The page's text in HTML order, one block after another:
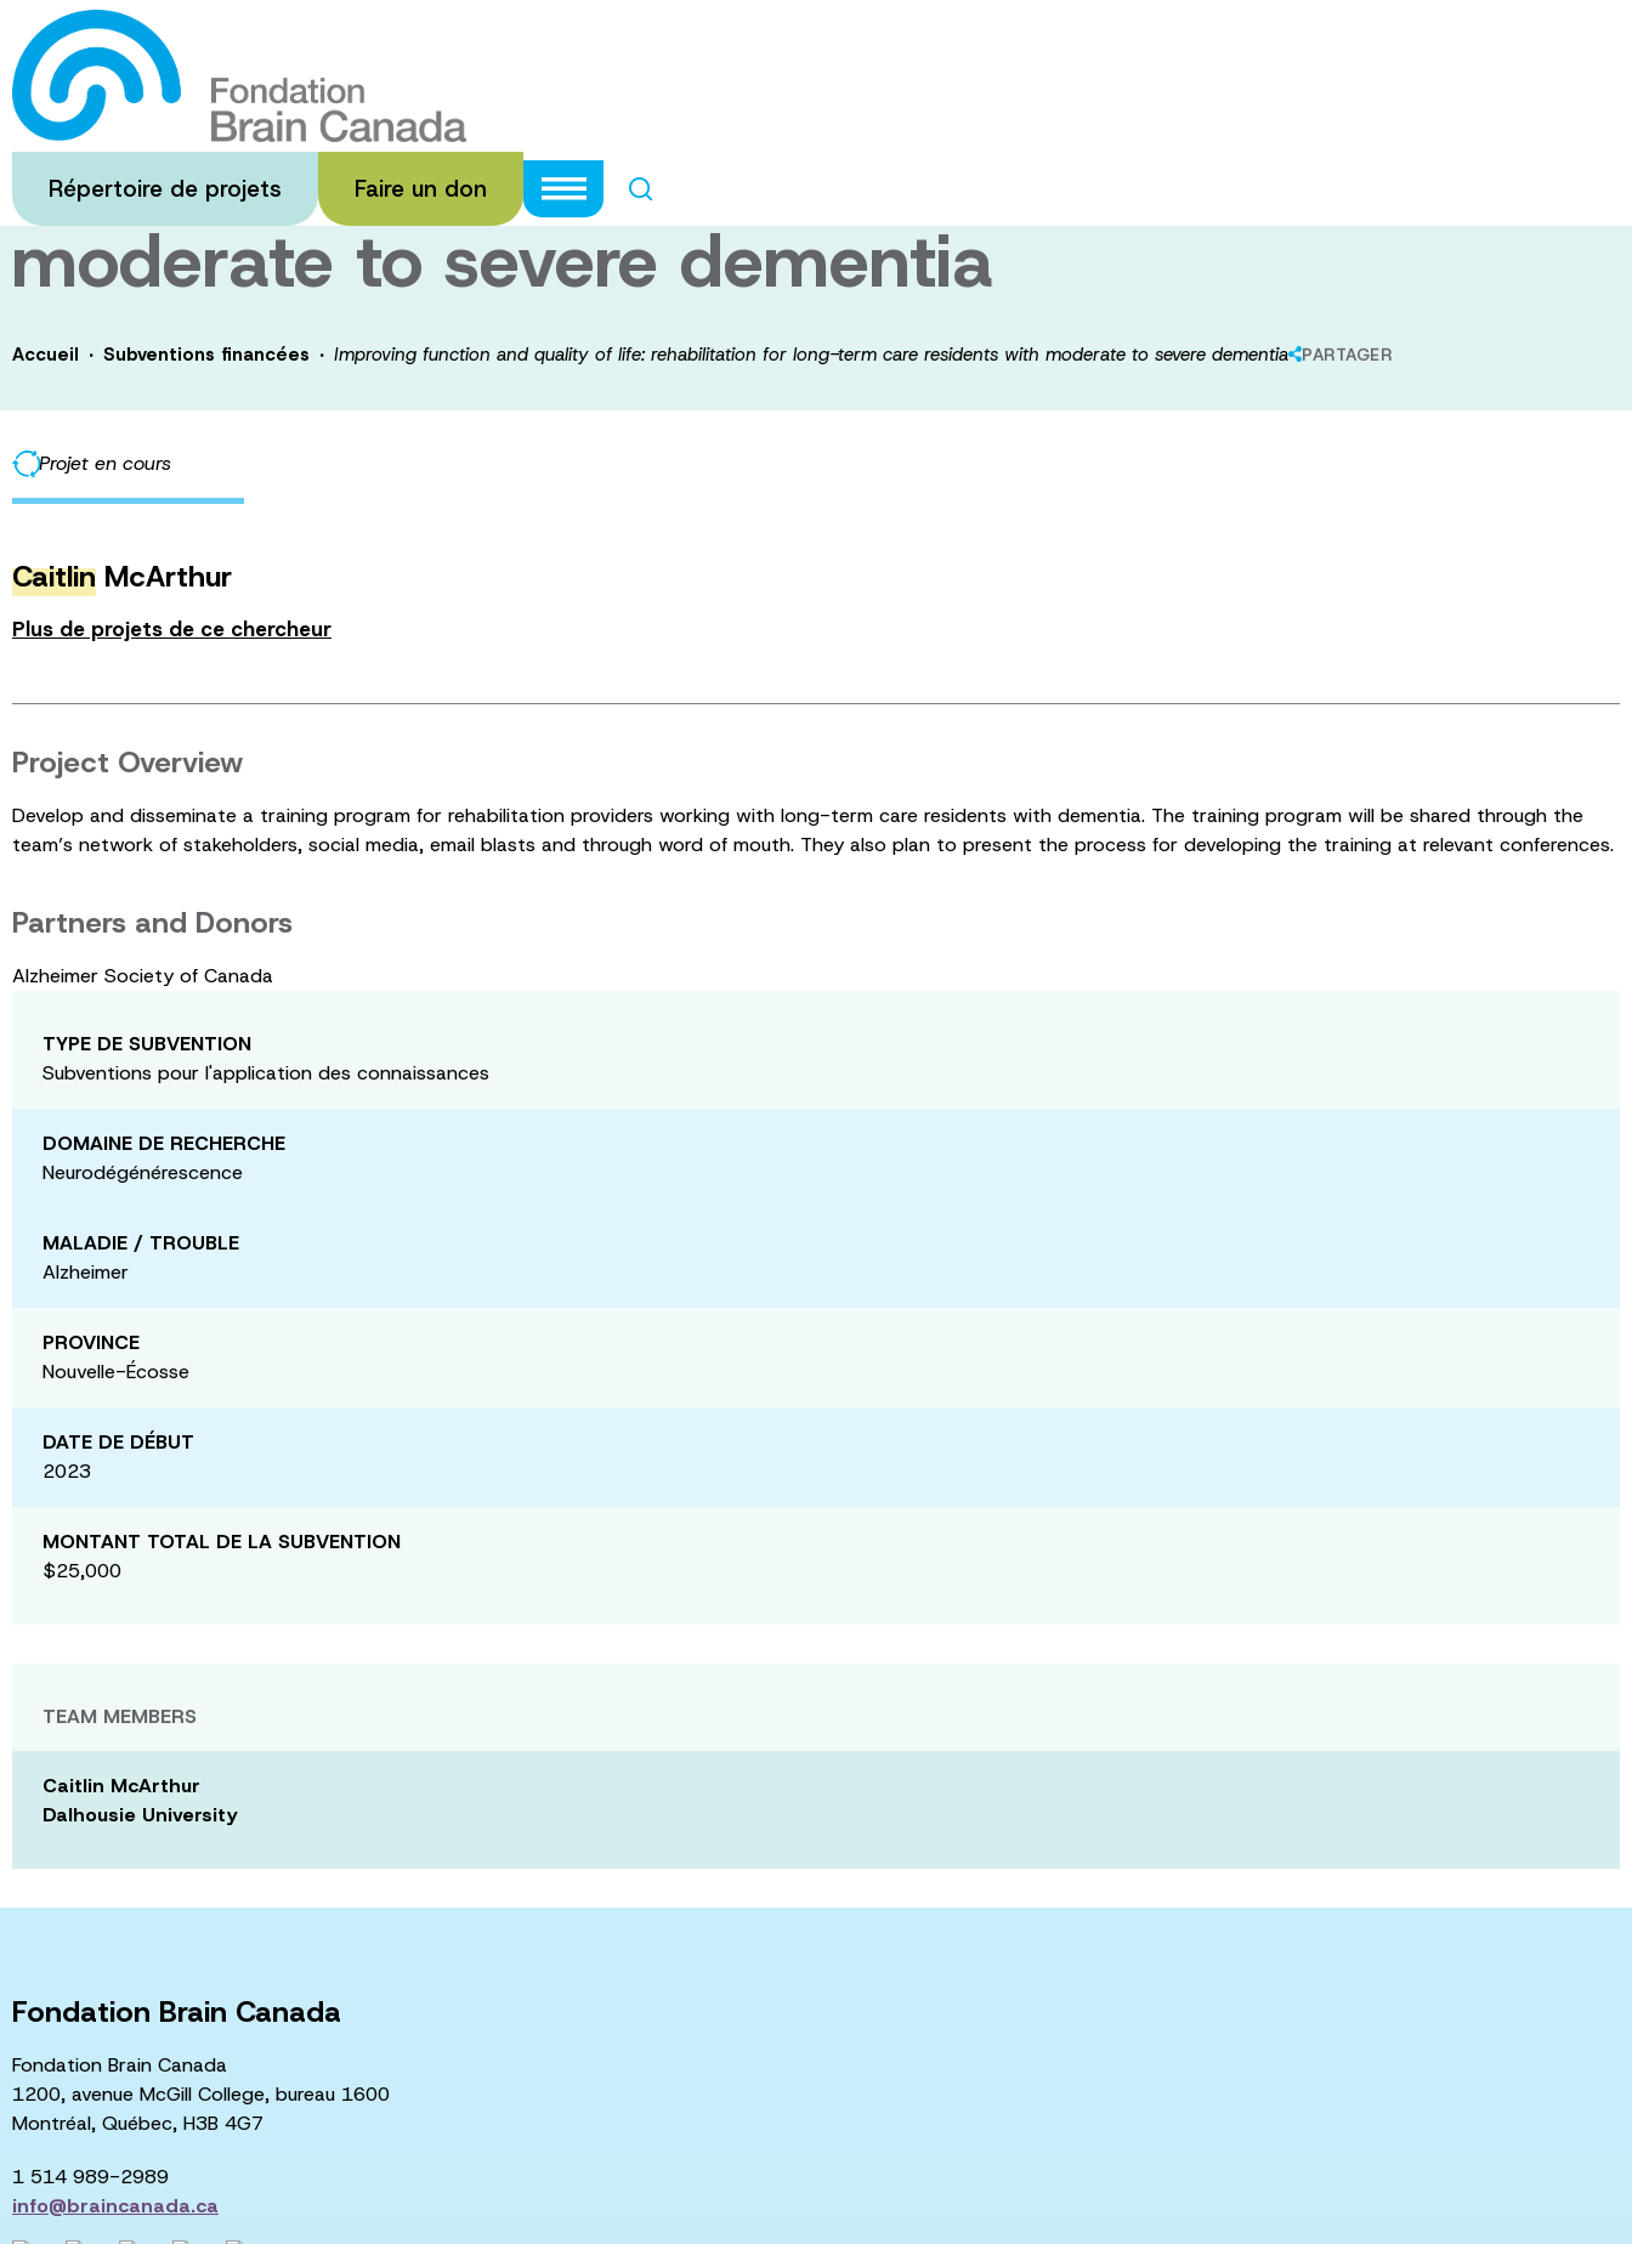
Passer
au
contenu
principal
Répertoire de projets Faire un don
Improving function and quality of life:
rehabilitation for long-term care residents with
moderate to severe dementia
Accueil · Subventions financées · Improving function and quality of life: rehabilitation for long-term care residents with moderate to severe dementia PARTAGER
Projet en cours
Caitlin McArthur
Plus de projets de ce chercheur
Project Overview
Develop and disseminate a training program for rehabilitation providers working with long-term care residents with dementia. The training program will be shared through the
team’s network of stakeholders, social media, email blasts and through word of mouth. They also plan to present the process for developing the training at relevant conferences.
Partners and Donors
Alzheimer Society of Canada
TYPE DE SUBVENTION
Subventions pour l'application des connaissances
DOMAINE DE RECHERCHE
Neurodégénérescence
MALADIE / TROUBLE
Alzheimer
PROVINCE
Nouvelle-Écosse
DATE DE DÉBUT
2023
MONTANT TOTAL DE LA SUBVENTION
$25,000
TEAM MEMBERS
Caitlin McArthur
Dalhousie University
Fondation Brain Canada
Fondation Brain Canada
1200, avenue McGill College, bureau 1600
Montréal, Québec, H3B 4G7
1 514 989-2989
info@braincanada.ca